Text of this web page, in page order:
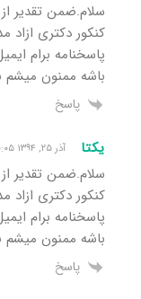
سلام.ضمن تقدیر
کنکور دکتری ازاد
پاسخنامه برام
باشه ممنون میشم
پاسخ
یکتا آذر ۲۵, ۱۳۹۴ ۰:۰۵ ق٫ظ
سلام.ضمن تقدیر
کنکور دکتری ازاد
پاسخنامه برام
باشه ممنون میشم
پاسخ